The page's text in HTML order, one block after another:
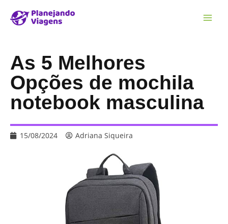
As 5 Melhores
Opções de mochila
notebook masculina
15/08/2024 Adriana Siqueira